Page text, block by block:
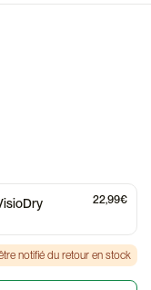
22,99€
notifié du retour en stock